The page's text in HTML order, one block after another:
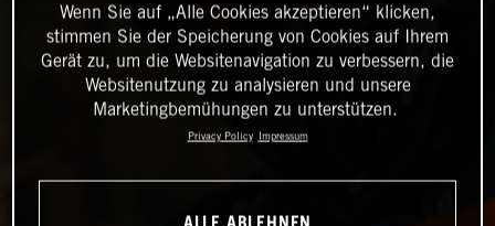
Wenn Sie auf „Alle Cookies akzeptieren“ klicken,
stimmen Sie der Speicherung von Cookies auf Ihrem
Gerät zu, um die Websitenavigation zu verbessern, die
Websitenutzung zu analysieren und unsere
Marketingbemühungen zu unterstützen.
Privacy Policy Impressum